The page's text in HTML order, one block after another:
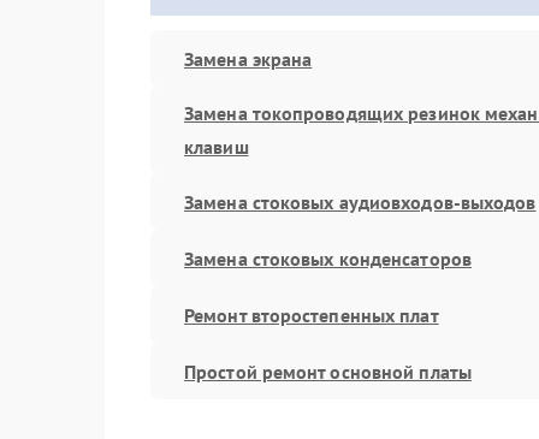
Замена экрана
Замена токопроводящих резинок
клавиш
Замена стоковых аудиовходов-выходов
Замена стоковых конденсаторов
Ремонт второстепенных плат
Простой ремонт основной платы